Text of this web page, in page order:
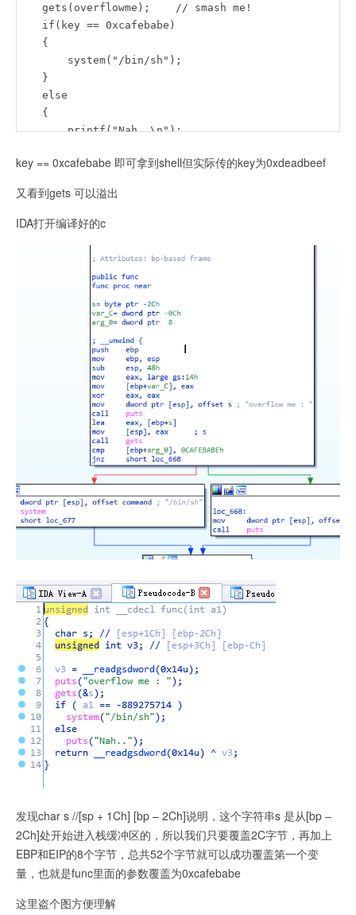
    gets(overflowme);    // smash me!
    if(key == 0xcafebabe)
    {
        system("/bin/sh");
    }
    else
    {
        printf("Nah..\n");
}
{
    func(0xdeadbeef);
key == 0xcafebabe 即可拿到shell但实际传的key为0xdeadbeef
又看到gets 可以溢出
IDA打开编译好的c
发现char s //[sp + 1Ch] [bp – 2Ch]说明，这个字符串s 是从[bp –
2Ch]处开始进入栈缓冲区的，所以我们只要覆盖2C字节，再加上
EBP和EIP的8个字节，总共52个字节就可以成功覆盖第一个变
量，也就是func里面的参数覆盖为0xcafebabe
这里盗个图方便理解